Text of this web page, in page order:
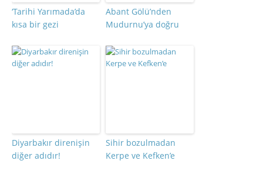
‘Tarihi Yarımada’da
kısa bir gezi
Abant Gölü’nden
Mudurnu’ya doğru
Diyarbakır direnişin
diğer adıdır!
Sihir bozulmadan
Kerpe ve Kefken’e